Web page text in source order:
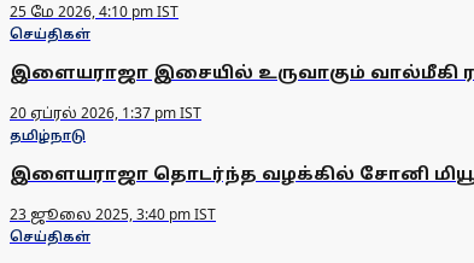
25 மே 2026, 4:10 pm IST
செய்திகள்
இளையராஜா இசையில் உருவாகும் வால்மீகி
20 ஏப்ரல் 2026, 1:37 pm IST
தமிழ்நாடு
இளையராஜா தொடர்ந்த வழக்கில் சோனி
23 ஜூலை 2025, 3:40 pm IST
செய்திகள்